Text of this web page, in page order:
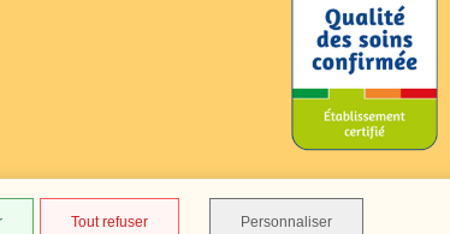
Tout refuser Personnaliser